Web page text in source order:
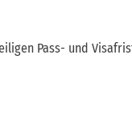
Pass- und